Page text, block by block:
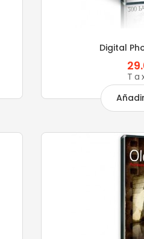
Digital